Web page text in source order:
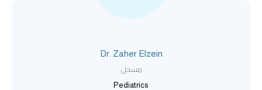
Dr. Zaher Elzein
مسجل
Pediatrics